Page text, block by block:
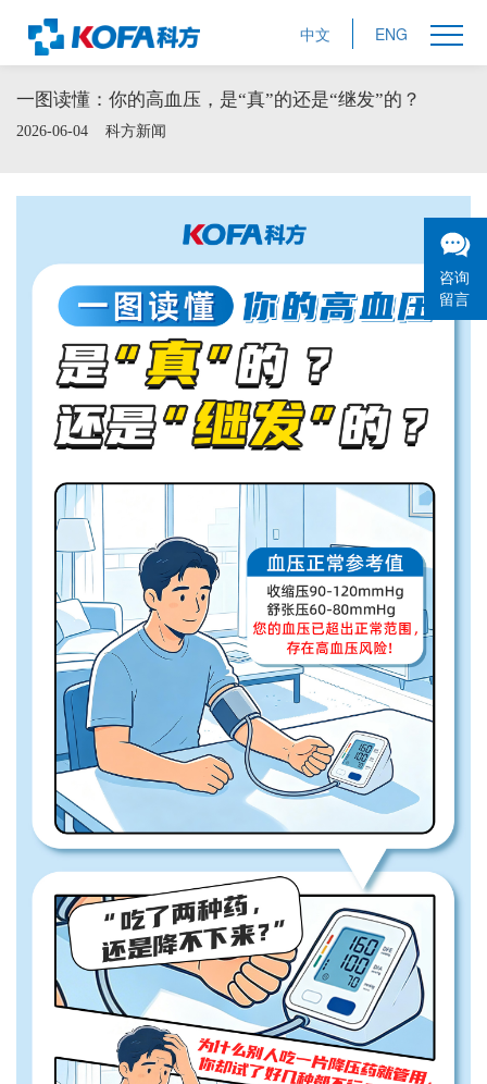
中文 ENG
一图读懂：你的高血压，是“真”的还是“继发”的？
2026-06-04 科方新闻
咨询
留言